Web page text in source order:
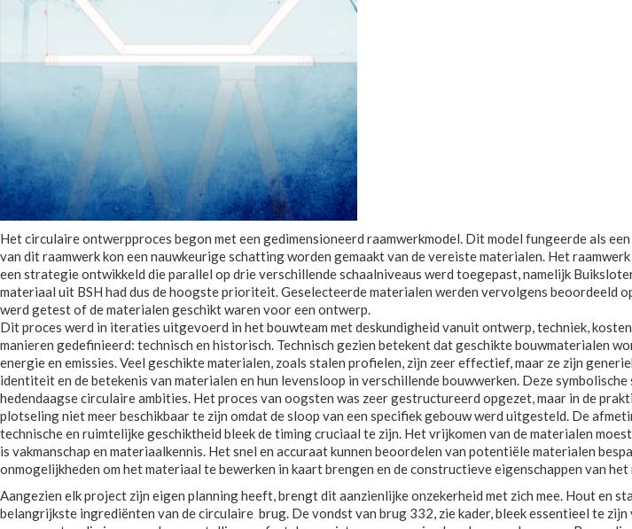
Het circulaire ontwerpproces begon met een gedimensioneerd raamwerkmodel. Dit model fungeerde als
van dit raamwerk kon een nauwkeurige schatting worden gemaakt van de vereiste materialen. Het
een strategie ontwikkeld die parallel op drie verschillende schaalniveaus werd toegepast, namelijk
materiaal uit BSH had dus de hoogste prioriteit. Geselecteerde materialen werden vervolgens
werd getest of de materialen geschikt waren voor een ontwerp.
Dit proces werd in iteraties uitgevoerd in het bouwteam met deskundigheid vanuit ontwerp, techniek,
manieren gedefinieerd: technisch en historisch. Technisch gezien betekent dat geschikte bouwmaterialen
energie en emissies. Veel geschikte materialen, zoals stalen profielen, zijn zeer effectief, maar ze zijn
identiteit en de betekenis van materialen en hun levensloop in verschillende bouwwerken. Deze
hedendaagse circulaire ambities. Het proces van oogsten was zeer gestructureerd opgezet, maar in de
plotseling niet meer beschikbaar te zijn omdat de sloop van een specifiek gebouw werd uitgesteld. De
technische en ruimtelijke geschiktheid bleek de timing cruciaal te zijn. Het vrijkomen van de materialen
is vakmanschap en materiaalkennis. Het snel en accuraat kunnen beoordelen van potentiële materialen
onmogelijkheden om het materiaal te bewerken in kaart brengen en de constructieve eigenschappen van
Aangezien elk project zijn eigen planning heeft, brengt dit aanzienlijke onzekerheid met zich mee. Hout en
belangrijkste ingrediënten van de circulaire brug. De vondst van brug 332, zie kader, bleek essentieel te